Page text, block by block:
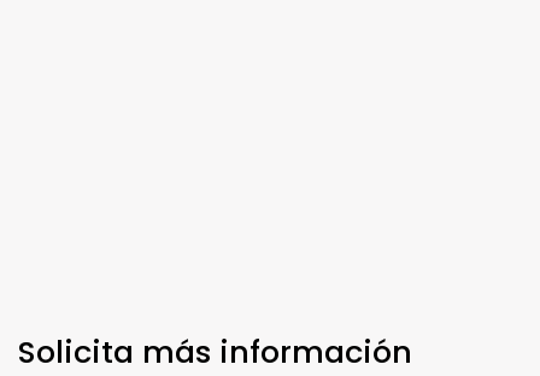
Solicita más información